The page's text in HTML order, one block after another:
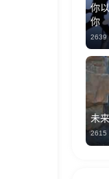
你
你
2639
未
2615